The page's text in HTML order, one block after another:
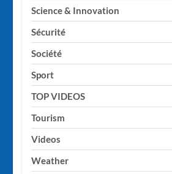
Science & Innovation
Sécurité
Société
Sport
TOP VIDEOS
Tourism
Videos
Weather